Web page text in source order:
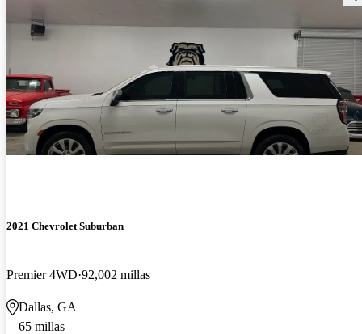
2021 Chevrolet Suburban
Premier 4WD 92,002 millas
Dallas, GA
65 millas